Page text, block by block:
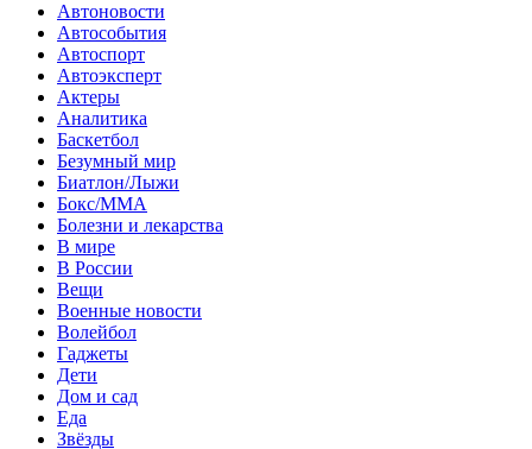
Автоновости
Автособытия
Автоспорт
Автоэксперт
Актеры
Аналитика
Баскетбол
Безумный мир
Биатлон/Лыжи
Бокс/MMA
Болезни и лекарства
В мире
В России
Вещи
Военные новости
Волейбол
Гаджеты
Дети
Дом и сад
Еда
Звёзды